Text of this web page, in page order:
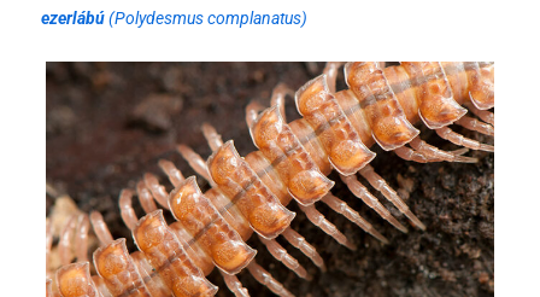
ezerlábú(Polydesmus complanatus)